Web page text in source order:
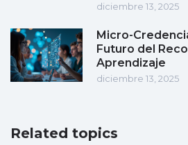
diciembre 13, 2025
Micro-
Futuro del
Aprendizaje
diciembre 13, 2025
Related topics